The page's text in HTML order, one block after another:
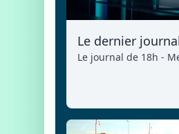
Le dernier
Le journal de 18h -